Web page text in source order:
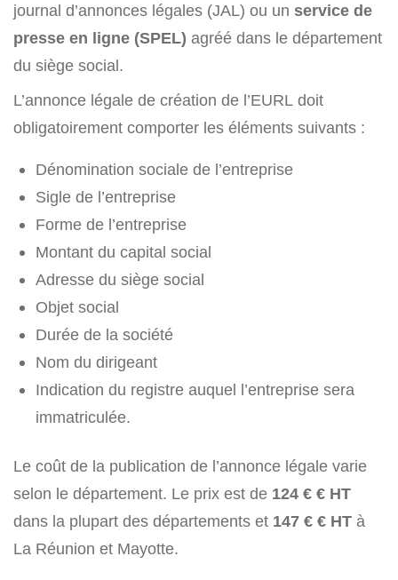
journal d’annonces légales (JAL) ou un service de
presse en ligne (SPEL) agréé dans le département
du siège social.
L’annonce légale de création de l’EURL doit
obligatoirement comporter les éléments suivants :
Dénomination sociale de l’entreprise
Sigle de l’entreprise
Forme de l’entreprise
Montant du capital social
Adresse du siège social
Objet social
Durée de la société
Nom du dirigeant
Indication du registre auquel l’entreprise sera
immatriculée.
Le coût de la publication de l’annonce légale varie
selon le département. Le prix est de 124 € € HT
dans la plupart des départements et 147 € € HT à
La Réunion et Mayotte.